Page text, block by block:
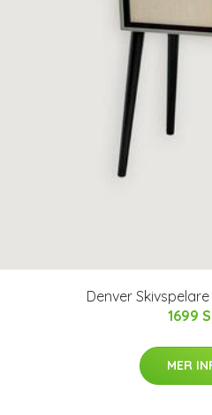
Denver
1699
MER